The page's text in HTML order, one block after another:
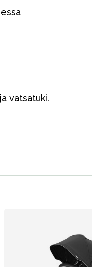
vatsatuki.